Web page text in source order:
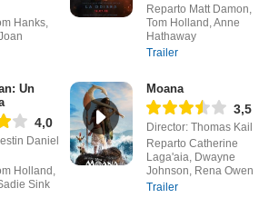
Hanks,
Reparto Matt Damon,
Tom Holland, Anne
Hathaway
Trailer
Un
4,0
Daniel
Holland,
Sink
Moana
3,5
Director: Thomas Kail
Reparto Catherine
Laga'aia, Dwayne
Johnson, Rena Owen
Trailer